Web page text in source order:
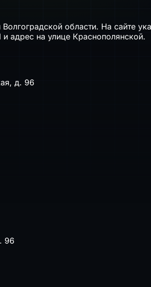
области. На сайте
адрес на улице Краснополянской.
д. 96
96